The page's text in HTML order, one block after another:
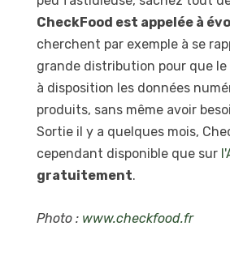
CheckFood est appelée à
cherchent par exemple à se
grande distribution pour que
à disposition les données
produits, sans même avoir
Sortie il y a quelques mois,
cependant disponible que sur
gratuitement.
Photo : www.checkfood.fr